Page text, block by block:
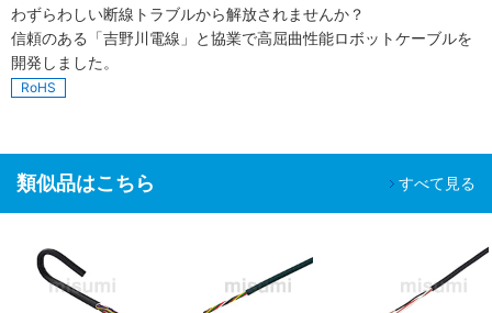
わずらわしい断線トラブルから解放されませんか？
信頼のある「吉野川電線」と協業で高屈曲性能ロボットケーブルを
開発しました。
RoHS
類似品はこちら すべて見る